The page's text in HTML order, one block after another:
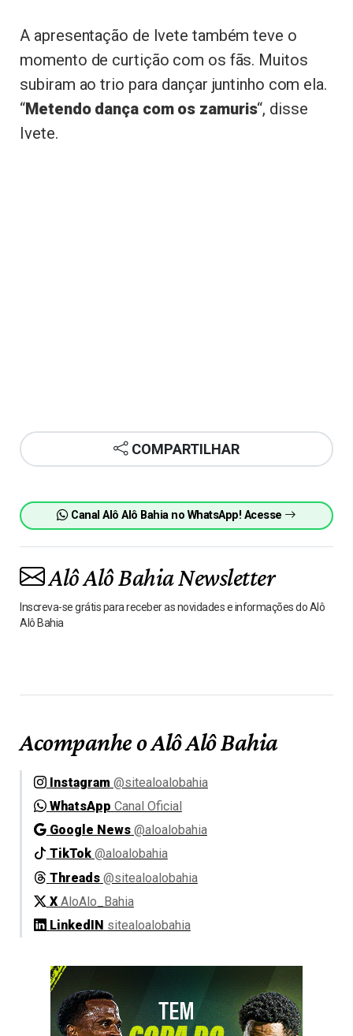
A apresentação de Ivete também teve o
momento de curtição com os fãs. Muitos
subiram ao trio para dançar juntinho com ela.
“Metendo dança com os zamuris“, disse
Ivete.
COMPARTILHAR
Canal Alô Alô Bahia no WhatsApp! Acesse
Alô Alô Bahia Newsletter
Inscreva-se grátis para receber as novidades e informações do Alô
Alô Bahia
Acompanhe o Alô Alô Bahia
Instagram @sitealoalobahia
WhatsApp Canal Oficial
Google News @aloalobahia
TikTok @aloalobahia
Threads @sitealoalobahia
X AloAlo_Bahia
LinkedIN sitealoalobahia